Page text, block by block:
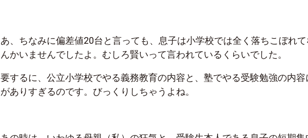
あ、ちなみに偏差値20台と言っても、息子は小学校では全く落ちこぼれて
んかいませんでしたよ。むしろ賢いって言われているくらいでした。
要するに、公立小学校でやる義務教育の内容と、塾でやる受験勉強の内容
がありすぎるのです。びっくりしちゃうよね。